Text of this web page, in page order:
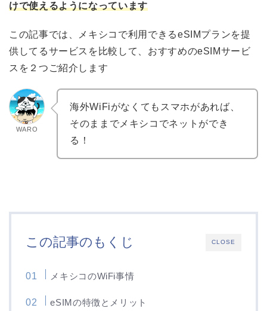
けで使えるようになっています
この記事では、メキシコで利用できるeSIMプランを提
供してるサービスを比較して、おすすめのeSIMサービ
スを２つご紹介します
WARO
海外WiFiがなくてもスマホがあれば、
そのままでメキシコでネットができ
る！
CLOSE
この記事のもくじ
メキシコのWiFi事情
eSIMの特徴とメリット